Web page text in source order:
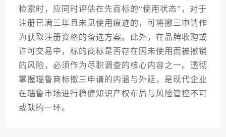
检索时，应同时评估在先商标的“使用状态”，对于
注册已满三年且未见使用痕迹的，可将撤三申请作
为获取注册资格的备选方案。此外，在品牌收购或
许可交易中，标的商标是否存在因未使用而被撤销
的风险，必须作为尽职调查的核心内容之一。透彻
掌握瑙鲁商标撤三申请的内涵与外延，是现代企业
在瑙鲁市场进行稳健知识产权布局与风险管控不可
或缺的一环。